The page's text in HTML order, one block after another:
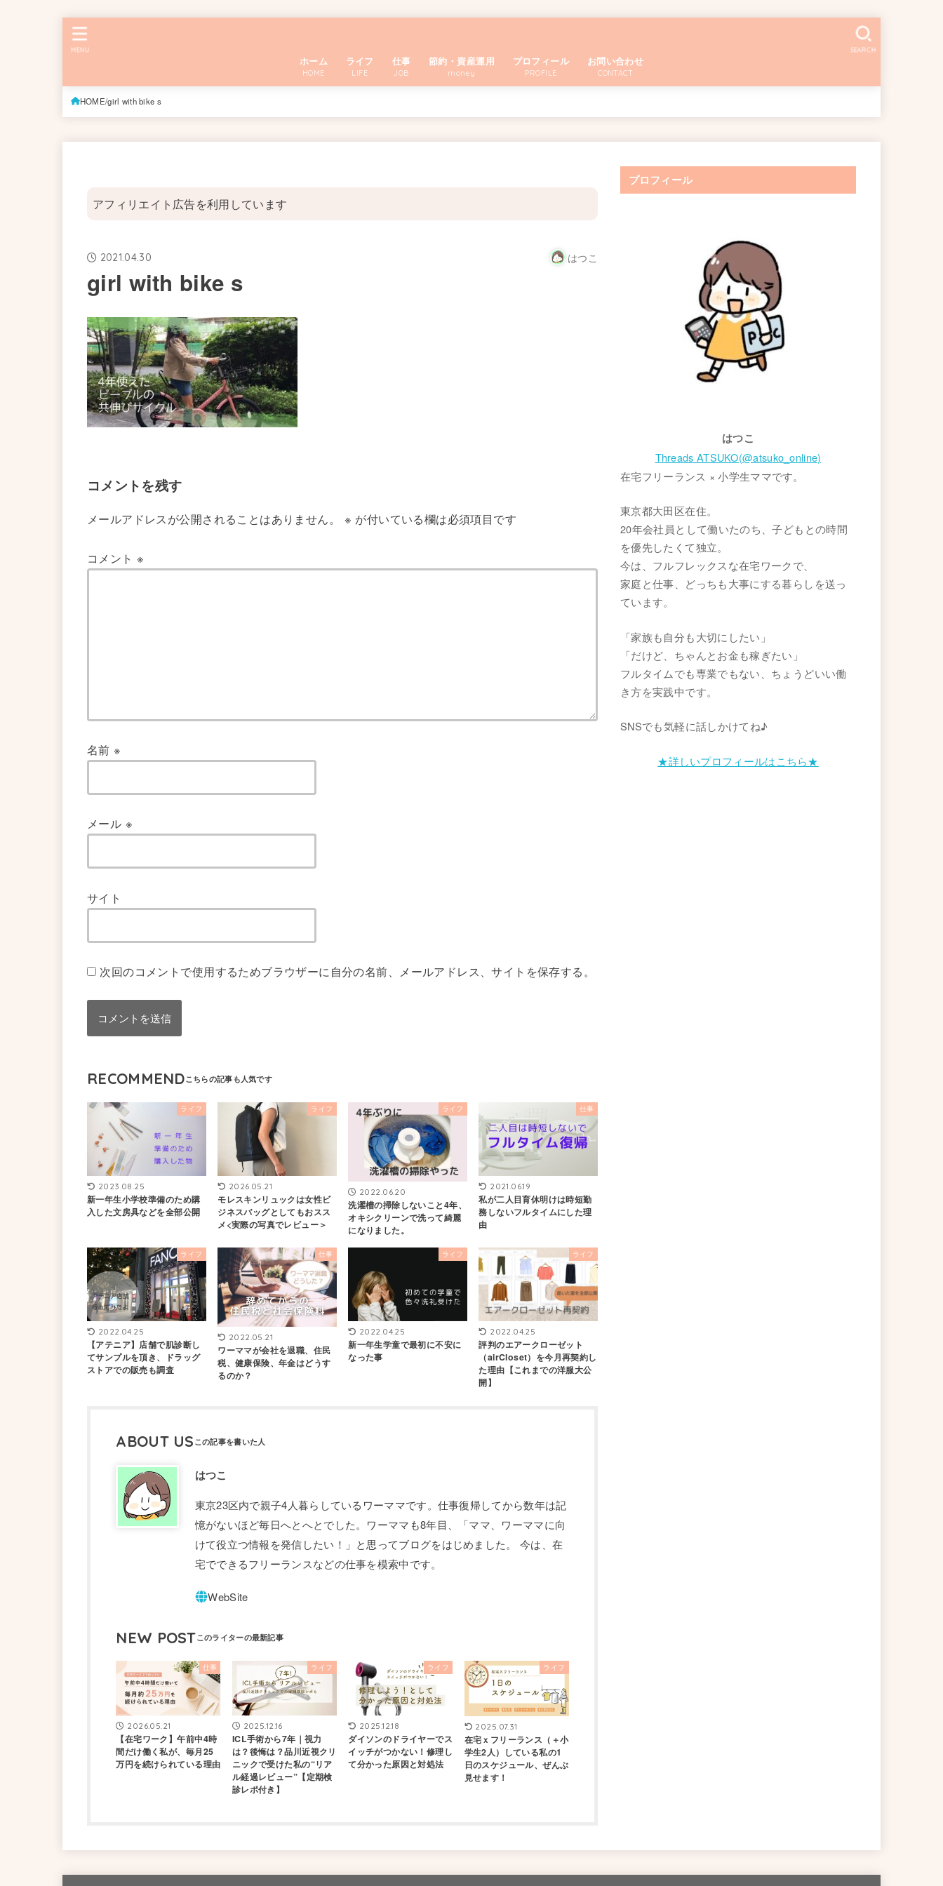
ホーム
HOME
ライフ
LIFE
仕事
JOB
節約・資産運用
money
プロフィール
PROFILE
お問い合わせ
CONTACT
SEARCH
MENU
HOME girl with bike s
アフィリエイト広告を利用しています
2021.04.30 はつこ
girl with bike s
コメントを残す
メールアドレスが公開されることはありません。 ※ が付いている欄は必須項目です
コメント※
名前※
メール ※
サイト
次回のコメントで使用するためブラウザーに自分の名前、メールアドレス、サイトを保存する。
RECOMMEND
ライフ
2023.08.25
新一年生小学校準備のため購
入した文房具などを全部公開
ライフ
2026.05.21
モレスキンリュックは女性ビ
ジネスバッグとしてもおスス
メ<実際の写真でレビュー＞
ライフ
2022.06.20
洗濯槽の掃除しないこと4年、
オキシクリーンで洗って綺麗
になりました。
仕事
2021.06.19
私が二人目育休明けは時短勤
務しないフルタイムにした理
由
ライフ
2022.04.25
【アテニア】店舗で肌診断し
てサンプルを頂き、ドラッグ
ストアでの販売も調査
仕事
2022.05.21
ワーママが会社を退職、住民
税、健康保険、年金はどうす
るのか？
ライフ
2022.04.25
新一年生学童で最初に不安に
なった事
ライフ
2022.04.25
評判のエアークローゼット
（airCloset）を今月再契約し
た理由【これまでの洋服大公
開】
ABOUT US
はつこ
東京23区内で親子4人暮らしているワーママです。仕事復帰してから数年は記
憶がないほど毎日へとへとでした。ワーママも8年目、「ママ、ワーママに向
けて役立つ情報を発信したい！」と思ってブログをはじめました。 今は、在
宅でできるフリーランスなどの仕事を模索中です。
NEW POST
仕事
2026.05.21
【在宅ワーク】午前中4時
間だけ働く私が、毎月25
万円を続けられている理由
ライフ
2025.12.16
ICL手術から7年｜視力
は？後悔は？品川近視クリ
ニックで受けた私の“リア
ル経過レビュー”【定期検
診レポ付き】
ライフ
2025.12.18
ダイソンのドライヤーでス
イッチがつかない！修理し
て分かった原因と対処法
ライフ
2025.07.31
在宅ｘフリーランス（＋小
学生2人）している私の1
日のスケジュール、ぜんぶ
見せます！
プロフィール
はつこ
Threads ATSUKO(@atsuko_online)
在宅フリーランス × 小学生ママです。
東京都大田区在住。
20年会社員として働いたのち、子どもとの時間
を優先したくて独立。
今は、フルフレックスな在宅ワークで、
家庭と仕事、どっちも大事にする暮らしを送っ
ています。
「家族も自分も大切にしたい」
「だけど、ちゃんとお金も稼ぎたい」
フルタイムでも専業でもない、ちょうどいい働
き方を実践中です。
SNSでも気軽に話しかけてね♪
★詳しいプロフィールはこちら★